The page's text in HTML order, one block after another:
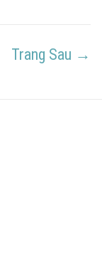
Trang Sau →